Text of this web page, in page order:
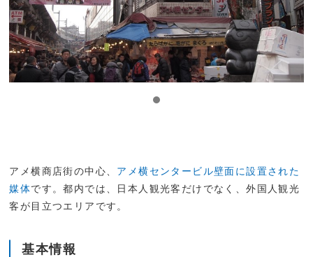
アメ横商店街の中心、 アメ横センタービル壁面に設置された
媒体です。都内では、日本人観光客だけでなく、外国人観光
客が目立つエリアです。
基本情報